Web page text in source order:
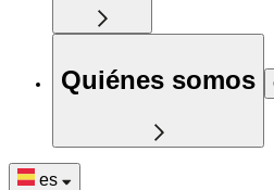
Quiénes somos
es